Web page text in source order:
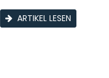
ARTIKEL LESEN